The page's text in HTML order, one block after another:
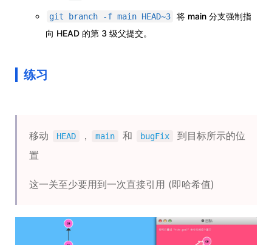
git branch -f main HEAD~3
将 main 分支强制指
向 HEAD 的第 3 级父提交。
练习
移动 HEAD ， main 和 bugFix
到目标所示的位
置
这一关至少要用到一次直接引用 (即哈希值)